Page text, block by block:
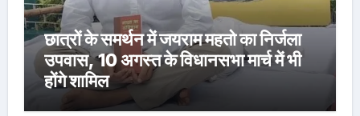
छात्रों के समर्थन में जयराम महतो का निर्जला
उपवास, 10 अगस्त के विधानसभा मार्च में भी
होंगे शामिल